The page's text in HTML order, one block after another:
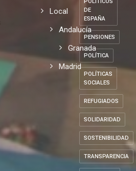
Local
Andalucía
Granada
Madrid
DE
ESPAÑA
PENSIONES
POLÍTICA
POLÍTICAS
SOCIALES
REFUGIADOS
SOLIDARIDAD
SOSTENIBILIDAD
TRANSPARENCIA